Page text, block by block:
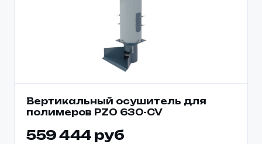
Вертикальный осушитель для
полимеров PZO 630-CV
559 444 руб